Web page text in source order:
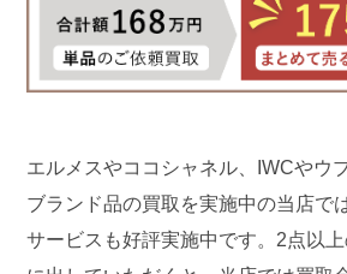
エルメスやココシャネル、IWCやウ
ブランド品の買取を実施中の当店で
サービスも好評実施中です。2点以